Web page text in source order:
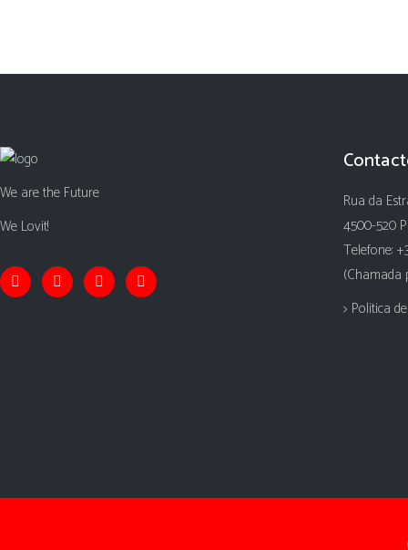
We are the Future
We Lovit!
Rua da
4500-520
Telefone:
(Chamada
> Politica